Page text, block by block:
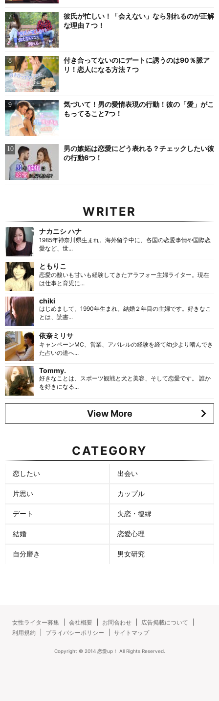
彼氏が忙しい！「会えない」なら別れるのが正解
な理由７つ！
付き合ってないのにデートに誘うのは90％脈ア
リ！恋人になる方法７つ
気づいて！男の愛情表現の行動！彼の「愛」がこ
もってること7つ！
男の嫉妬は恋愛にどう表れる？チェックしたい彼
の行動6つ！
WRITER
ナカニシ ハナ
1985年神奈川県生まれ。海外留学中に、各国の恋愛事情や国際恋
愛など、世...
ともりこ
恋愛の酸いも甘いも経験してきたアラフォー主婦ライター。現在
は仕事と育児に...
chiki
はじめまして。1990年生まれ。結婚２年目の主婦です。好きなこ
とは、読書...
依奈ミリサ
キャンペーンMC、営業、アパレルの経験を経て幼少より嗜んでき
た占いの道へ...
Tommy.
好きなことは、スポーツ観戦と犬と美容、そして恋愛です。 誰か
を好きになる...
View More
CATEGORY
恋したい 出会い
片思い カップル
デート 失恋・復縁
結婚 恋愛心理
自分磨き 男女研究
女性ライター募集 会社概要 お問合わせ
広告掲載について
利用規約
プライバシーポリシー サイトマップ
Copyright © 2014 恋愛up！ All Rights Reserved.